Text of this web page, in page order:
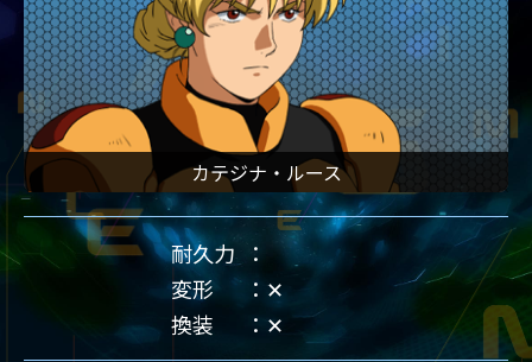
カテジナ・ルース
耐久力
変形
✕
換装
✕